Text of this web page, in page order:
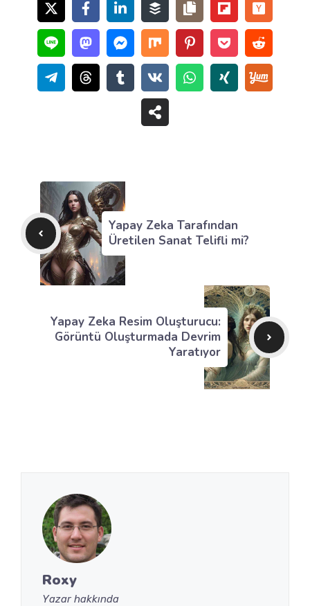
Yapay Zeka Tarafından
Üretilen Sanat Telifli mi?
Yapay Zeka Resim Oluşturucu:
Görüntü Oluşturmada Devrim
Yaratıyor
Roxy
Yazar hakkında